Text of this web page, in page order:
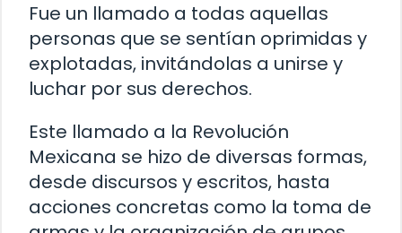
Fue un llamado a todas aquellas
personas que se sentían oprimidas y
explotadas, invitándolas a unirse y
luchar por sus derechos.
Este llamado a la Revolución
Mexicana se hizo de diversas formas,
desde discursos y escritos, hasta
acciones concretas como la toma de